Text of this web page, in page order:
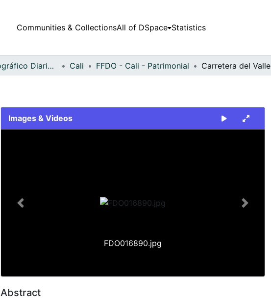
Communities & CollectionsAll of DSpace Statistics
Fondo Fotográfico Diario Occidente Cali FFDO - Cali - Patrimonial Carretera del Valle
Images & Videos
FDO016890.jpg
Previous Next
Abstract